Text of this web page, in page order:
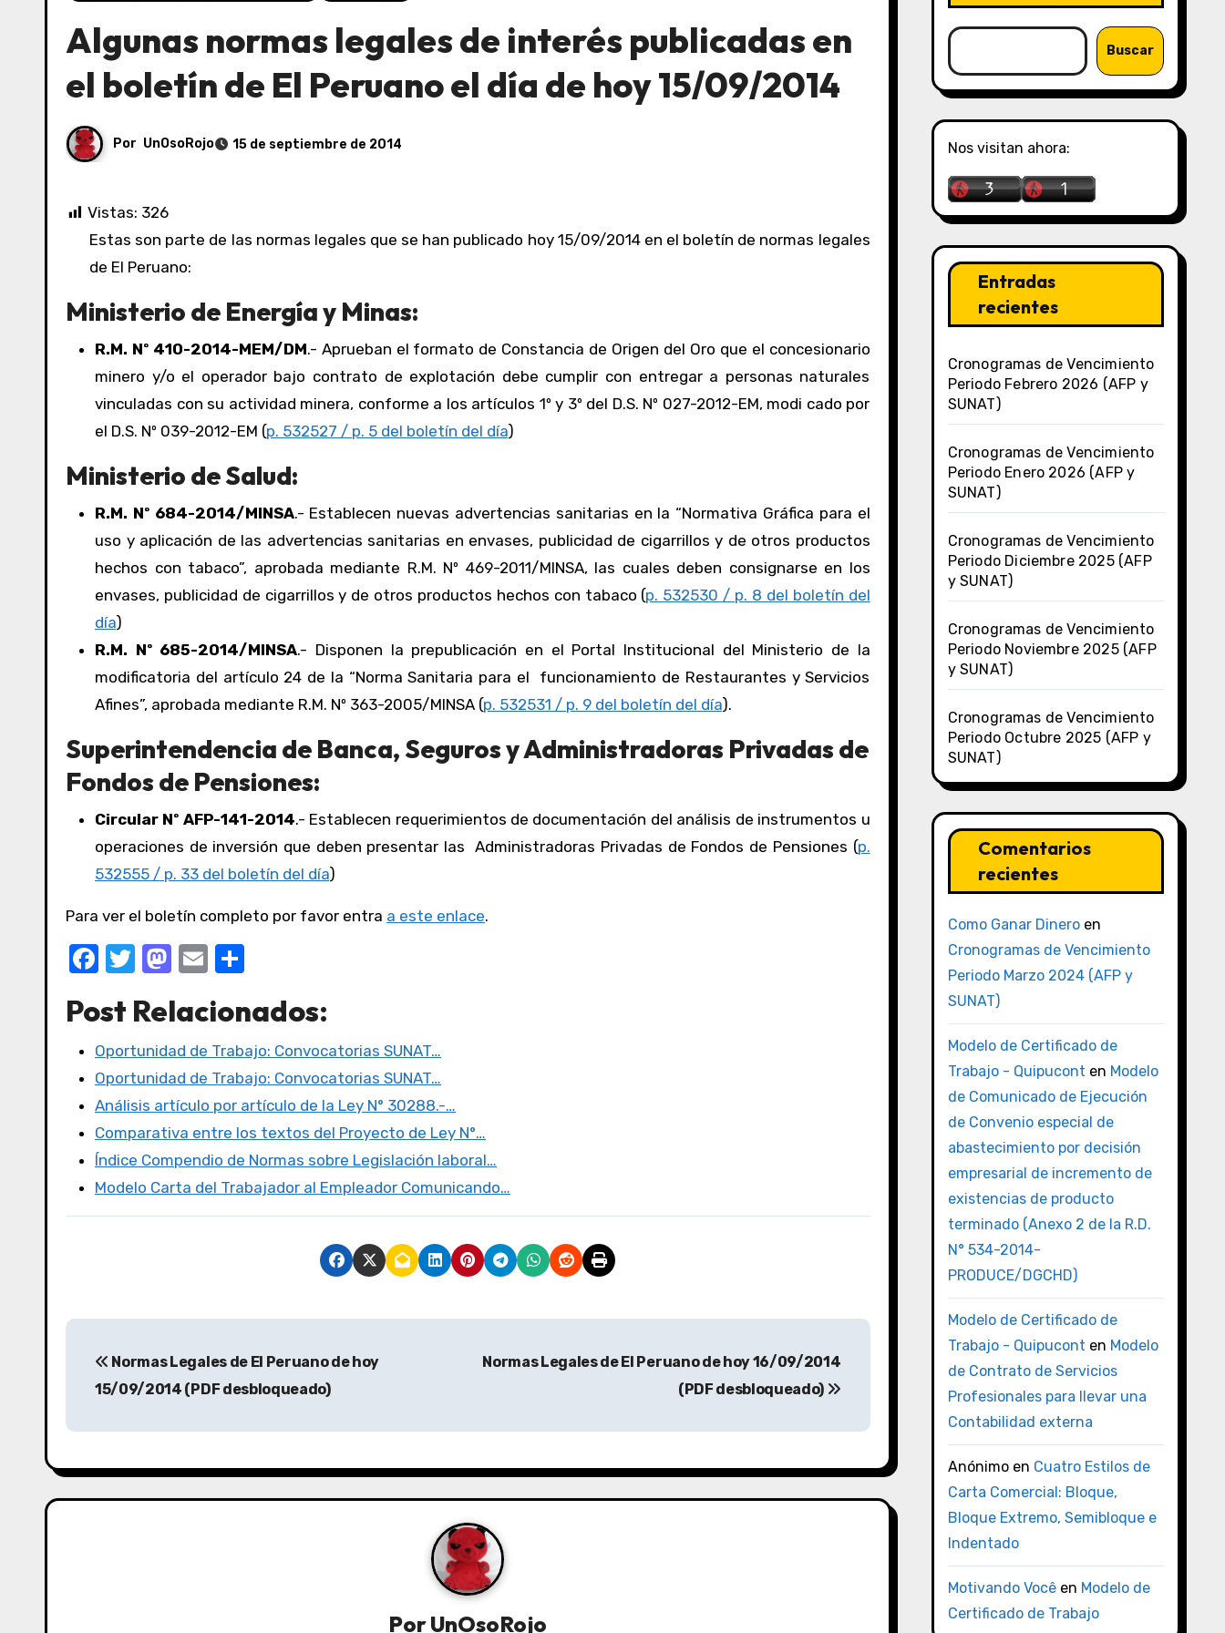
Algunas normas legales de interés publicadas en
el boletín de El Peruano el día de hoy 15/09/2014
Por UnOsoRojo 15 de septiembre de 2014
Vistas: 326
Estas son parte de las normas legales que se han publicado hoy 15/09/2014 en el boletín de normas legales
de El Peruano:
Ministerio de Energía y Minas:
R.M. Nº 410-2014-MEM/DM.- Aprueban el formato de Constancia de Origen del Oro que el concesionario
minero y/o el operador bajo contrato de explotación debe cumplir con entregar a personas naturales
vinculadas con su actividad minera, conforme a los artículos 1º y 3º del D.S. Nº 027-2012-EM, modi cado por
el D.S. Nº 039-2012-EM (p. 532527 / p. 5 del boletín del día)
Ministerio de Salud:
R.M. Nº 684-2014/MINSA.- Establecen nuevas advertencias sanitarias en la “Normativa Gráfica para el
uso y aplicación de las advertencias sanitarias en envases, publicidad de cigarrillos y de otros productos
hechos con tabaco”, aprobada mediante R.M. Nº 469-2011/MINSA, las cuales deben consignarse en los
envases, publicidad de cigarrillos y de otros productos hechos con tabaco (p. 532530 / p. 8 del boletín del
día)
R.M. Nº 685-2014/MINSA.- Disponen la prepublicación en el Portal Institucional del Ministerio de la
modificatoria del artículo 24 de la “Norma Sanitaria para el funcionamiento de Restaurantes y Servicios
Afines”, aprobada mediante R.M. Nº 363-2005/MINSA (p. 532531 / p. 9 del boletín del día).
Superintendencia de Banca, Seguros y Administradoras Privadas de
Fondos de Pensiones:
Circular Nº AFP-141-2014.- Establecen requerimientos de documentación del análisis de instrumentos u
operaciones de inversión que deben presentar las Administradoras Privadas de Fondos de Pensiones (p.
532555 / p. 33 del boletín del día)
Para ver el boletín completo por favor entra a este enlace.
F
c
e
b
o
o
k
T
it
te
r
M
st
o
d
o
n
E
ail m
p
ar
tir
Post Relacionados:
Oportunidad de Trabajo: Convocatorias SUNAT…
Oportunidad de Trabajo: Convocatorias SUNAT…
Análisis artículo por artículo de la Ley N° 30288.-…
Comparativa entre los textos del Proyecto de Ley N°…
Índice Compendio de Normas sobre Legislación laboral…
Modelo Carta del Trabajador al Empleador Comunicando…
Normas Legales de El Peruano de hoy
15/09/2014 (PDF desbloqueado)
Normas Legales de El Peruano de hoy 16/09/2014
(PDF desbloqueado)
PorUnOsoRojo
Buscar
Nos visitan ahora:
Entradas
recientes
Cronogramas de Vencimiento
Periodo Febrero 2026 (AFP y
SUNAT)
Cronogramas de Vencimiento
Periodo Enero 2026 (AFP y
SUNAT)
Cronogramas de Vencimiento
Periodo Diciembre 2025 (AFP
y SUNAT)
Cronogramas de Vencimiento
Periodo Noviembre 2025 (AFP
y SUNAT)
Cronogramas de Vencimiento
Periodo Octubre 2025 (AFP y
SUNAT)
Comentarios
recientes
Como Ganar Dineroen
Cronogramas de Vencimiento
Periodo Marzo 2024 (AFP y
SUNAT)
Modelo de Certificado de
Trabajo - Quipucont en Modelo
de Comunicado de Ejecución
de Convenio especial de
abastecimiento por decisión
empresarial de incremento de
existencias de producto
terminado (Anexo 2 de la R.D.
N° 534-2014-
PRODUCE/DGCHD)
Modelo de Certificado de
Trabajo - Quipucont en Modelo
de Contrato de Servicios
Profesionales para llevar una
Contabilidad externa
Anónimoen Cuatro Estilos de
Carta Comercial: Bloque,
Bloque Extremo, Semibloque e
Indentado
Motivando Vocêen Modelo de
Certificado de Trabajo